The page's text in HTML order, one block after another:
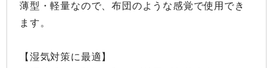
薄型・軽量なので、布団のような感覚で使用でき
ます。
【湿気対策に最適】